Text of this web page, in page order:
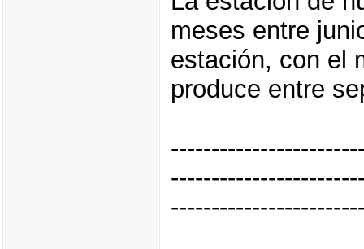
meses entre
estación, con el
produce entre